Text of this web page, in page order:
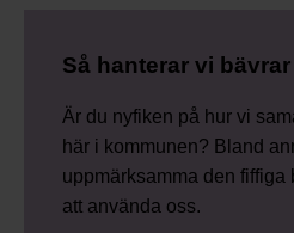
Så hanterar vi
Är du nyfiken på hur vi
här i kommunen? Bland
uppmärksamma den
att använda oss.